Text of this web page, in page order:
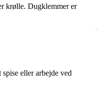
krølle. Dugklemmer er
eller arbejde ved